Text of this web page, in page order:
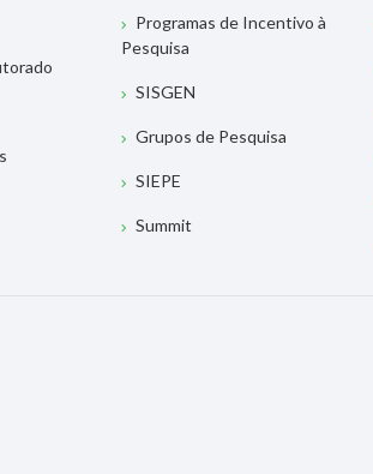
Programas de Incentivo à
Pesquisa
SISGEN
Grupos de Pesquisa
SIEPE
Summit